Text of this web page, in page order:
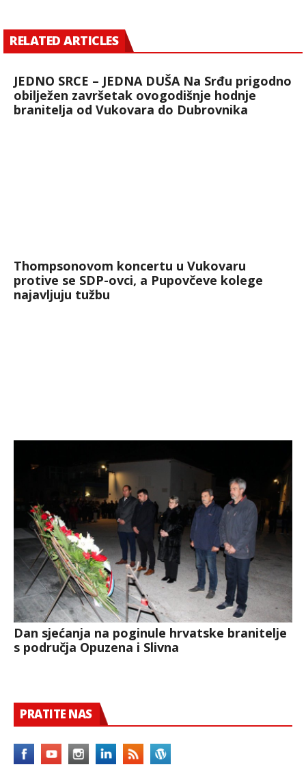
RELATED ARTICLES
JEDNO SRCE – JEDNA DUŠA Na Srđu prigodno
obilježen završetak ovogodišnje hodnje
branitelja od Vukovara do Dubrovnika
Thompsonovom koncertu u Vukovaru
protive se SDP-ovci, a Pupovčeve kolege
najavljuju tužbu
Dan sjećanja na poginule hrvatske branitelje
s područja Opuzena i Slivna
PRATITE NAS